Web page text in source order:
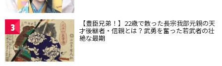
3 【豊臣兄弟！】22歳で散った長宗我部元親の天
才後継者・信親とは？武勇を奮った若武者の壮
絶な最期